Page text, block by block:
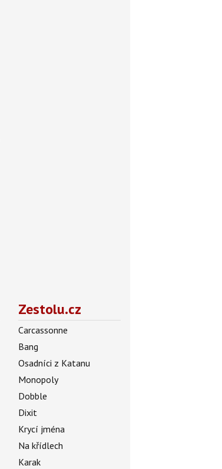
Zestolu.cz
Carcassonne
Bang
Osadníci z Katanu
Monopoly
Dobble
Dixit
Krycí jména
Na křídlech
Karak